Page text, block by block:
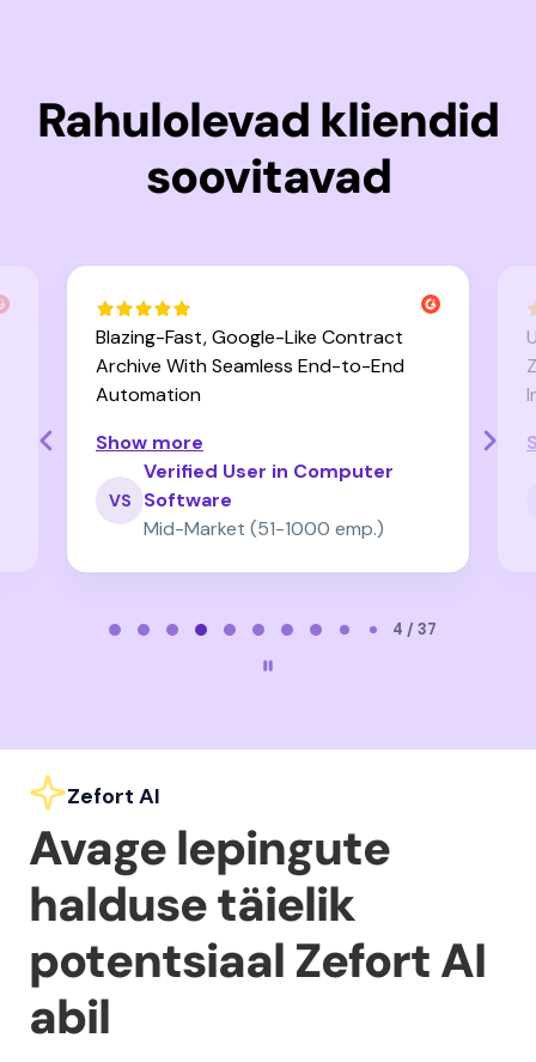
Rahulolevad kliendid
soovitavad
Blazing-Fast, Google-Like Contract
Archive With Seamless End-to-End
Automation
Show more
VS
Verified User in Computer
Software
Mid-Market (51-1000 emp.)
4 / 37
Zefort AI
Avage lepingute
halduse täielik
potentsiaal Zefort AI
abil